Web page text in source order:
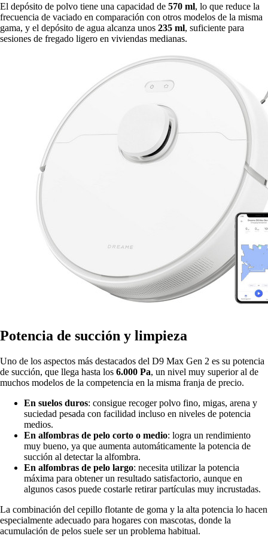
El depósito de polvo tiene una capacidad de 570 ml, lo que reduce la
frecuencia de vaciado en comparación con otros modelos de la misma
gama, y el depósito de agua alcanza unos 235 ml, suficiente para
sesiones de fregado ligero en viviendas medianas.
Potencia de succión y limpieza
Uno de los aspectos más destacados del D9 Max Gen 2 es su potencia
de succión, que llega hasta los 6.000 Pa, un nivel muy superior al de
muchos modelos de la competencia en la misma franja de precio.
En suelos duros: consigue recoger polvo fino, migas, arena y
suciedad pesada con facilidad incluso en niveles de potencia
medios.
En alfombras de pelo corto o medio: logra un rendimiento
muy bueno, ya que aumenta automáticamente la potencia de
succión al detectar la alfombra.
En alfombras de pelo largo: necesita utilizar la potencia
máxima para obtener un resultado satisfactorio, aunque en
algunos casos puede costarle retirar partículas muy incrustadas.
La combinación del cepillo flotante de goma y la alta potencia lo hacen
especialmente adecuado para hogares con mascotas, donde la
acumulación de pelos suele ser un problema habitual.